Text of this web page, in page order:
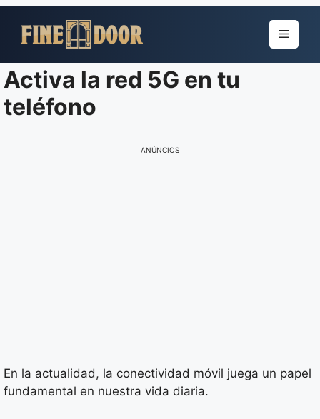
para
conteúdo
Menu
Activa la red 5G en tu
teléfono
ANÚNCIOS
En la actualidad, la conectividad móvil juega un papel
fundamental en nuestra vida diaria.